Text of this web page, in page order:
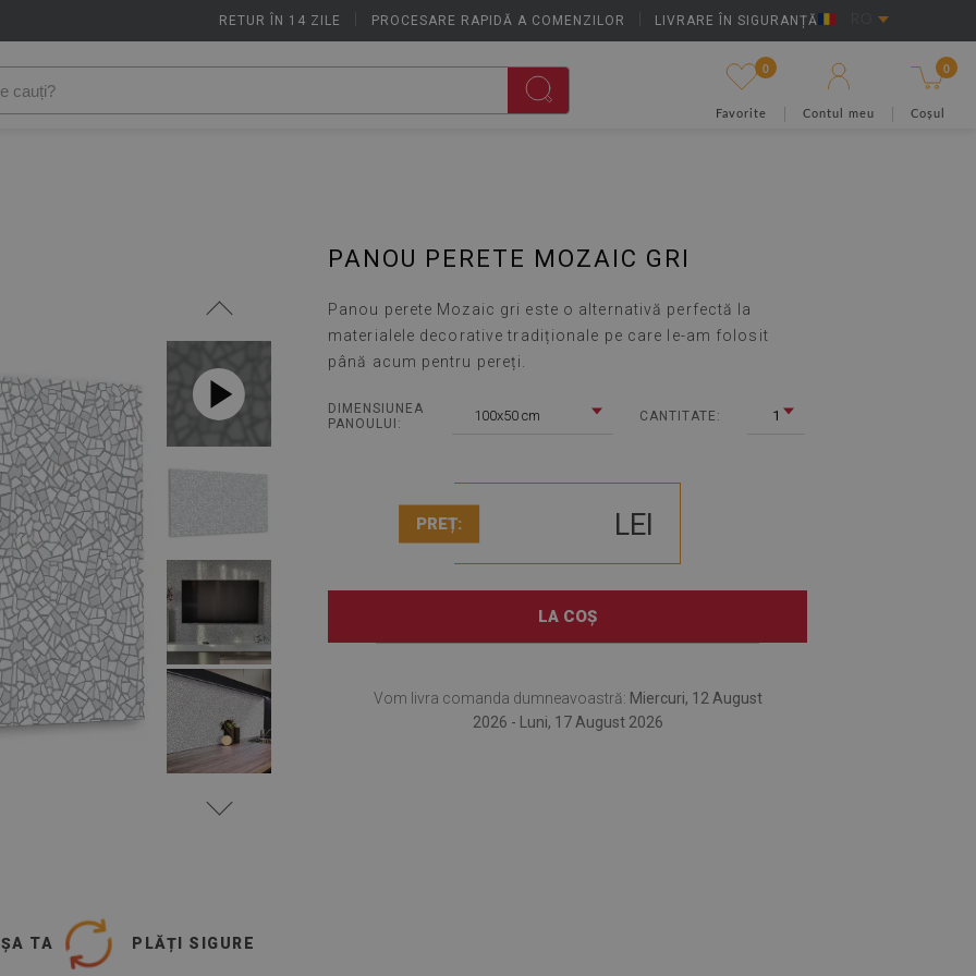
RETUR ÎN 14 ZILE PROCESARE RAPIDĂ A COMENZILOR LIVRARE ÎN SIGURANȚĂ
0
Favorite Contul meu
0
Coșul
TA PLĂȚI SIGURE
PANOU PERETE MOZAIC GRI
Panou perete Mozaic gri este o alternativă perfectă la
materialele decorative tradiționale pe care le-am folosit
până acum pentru pereți.
DIMENSIUNEA
PANOULUI:
100x50 cm CANTITATE: 1
PREȚ: LEI
LA COȘ
Vom livra comanda dumneavoastră: Miercuri, 12 August
2026 - Luni, 17 August 2026